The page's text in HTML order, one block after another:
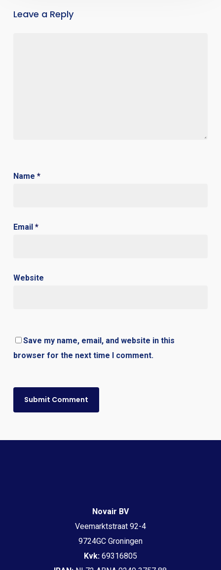
Leave a Reply
Name *
Email *
Website
Save my name, email, and website in this
browser for the next time I comment.
Novair BV
Veemarktstraat 92-4
9724GC Groningen
Kvk:69316805